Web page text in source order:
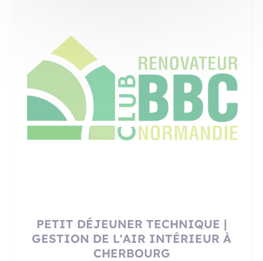
PETIT DÉJEUNER TECHNIQUE |
GESTION DE L'AIR INTÉRIEUR À
CHERBOURG